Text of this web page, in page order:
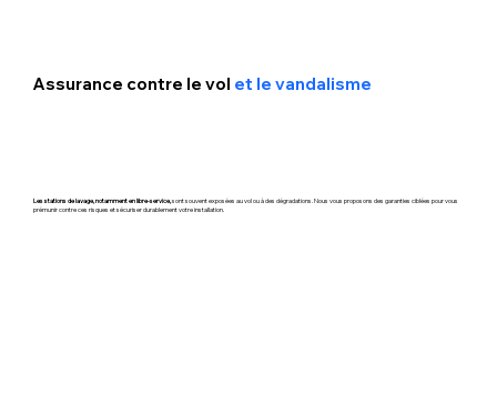
Assurance contre le vol et le vandalisme
Les stations de lavage, notamment en libre-service,sont souvent exposées au vol ou à des dégradations. Nous vous proposons des garanties ciblées pour vous
prémunir contre ces risques et sécuriser durablement votre installation.